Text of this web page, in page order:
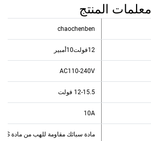
معلمات المنتج
chaochenben
12فولت10أمبير
AC110-240V
12-15.5 فولت
10A
مادة سبائك مقاومة للهب من مادة ABS